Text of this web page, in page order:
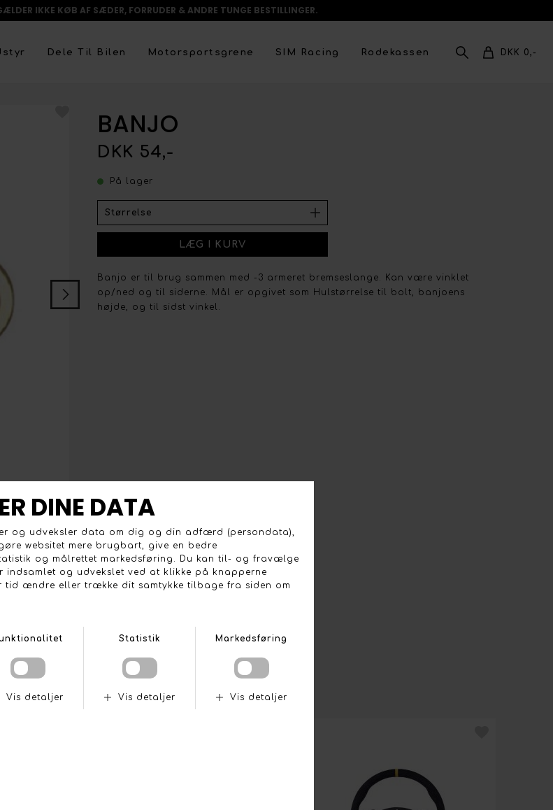
IKKE KØB AF SÆDER, FORRUDER & ANDRE TUNGE BESTILLINGER.
Dele Til Bilen Motorsportsgrene SIM Racing Rodekassen DKK 0,-
BANJO
DKK 54,-
På lager
Banjo er til brug sammen med -3 armeret bremseslange. Kan være vinklet
op/ned og til siderne. Mål er opgivet som Hulstørrelse til bolt, banjoens
højde, og til sidst vinkel.
KØBTE OGSÅ